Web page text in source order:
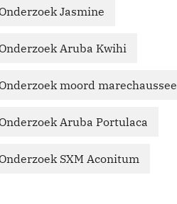
Jasmine
Aruba Kwihi
moord marechaussee
Aruba Portulaca
SXM Aconitum